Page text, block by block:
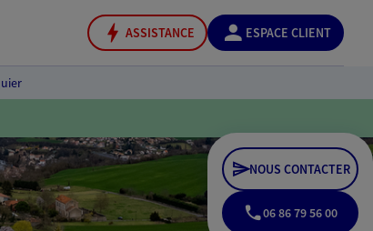
ASSISTANCE ESPACE CLIENT
NOUS CONTACTER
06 86 79 56 00